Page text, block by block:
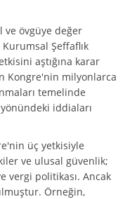
ve övgüye değer
Şeffaflık
aştığına karar
Kongre'nin milyonlarca
temelinde
iddiaları
üç yetkisiyle
ve ulusal güvenlik;
vergi politikası. Ancak
Örneğin,